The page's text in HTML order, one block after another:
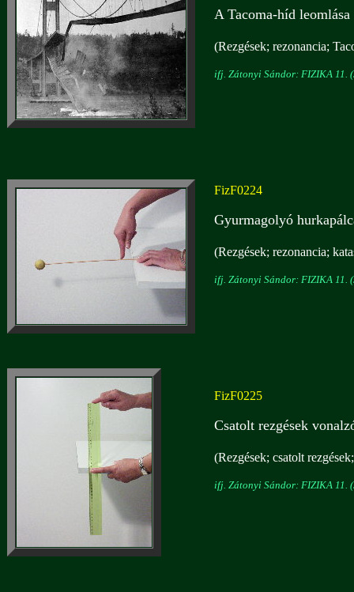
A Tacoma-híd
(Rezgések; rezonancia;
ifj. Zátonyi Sándor: FIZIKA 11.
FizF0224
Gyurmagolyó
(Rezgések; rezonancia;
ifj. Zátonyi Sándor: FIZIKA 11.
FizF0225
Csatolt rezgések
(Rezgések; csatolt
ifj. Zátonyi Sándor: FIZIKA 11.